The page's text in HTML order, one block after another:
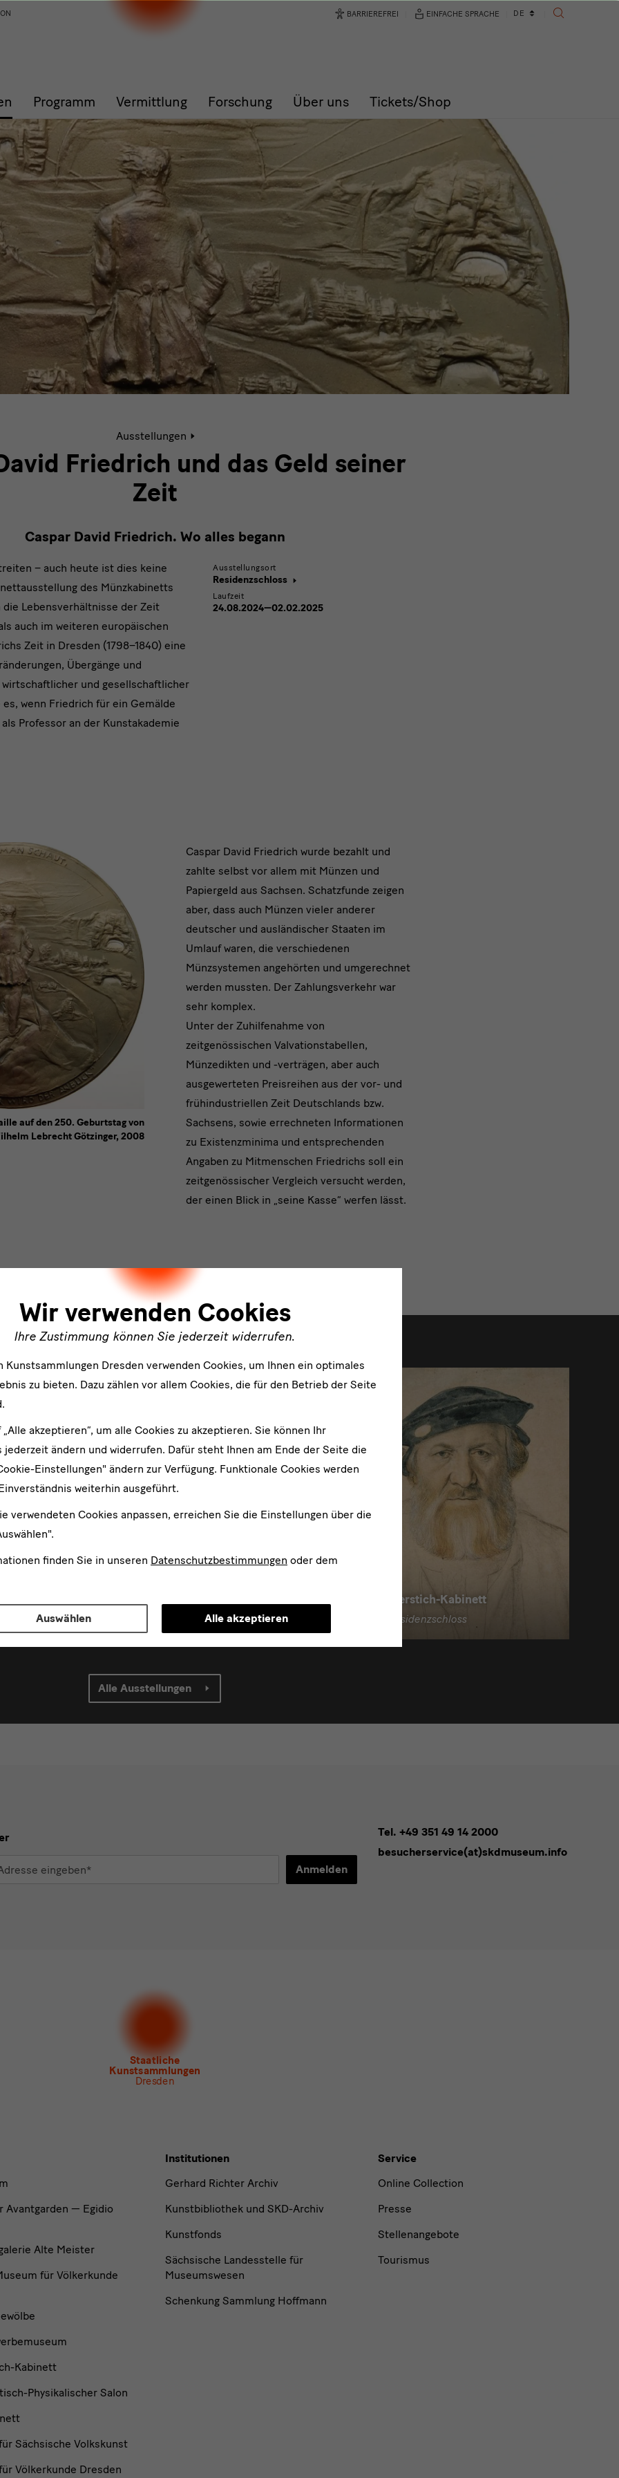
Programm Vermittlung Forschung Über uns Tickets/Shop
BARRIEREFREI EINFACHE SPRACHE
Sprachwechsler
DE
SUCHE
Ausstellungen
David
seiner
Friedrich und das Geld seiner
Zeit
Caspar David Friedrich. Wo alles begann
– auch heute ist dies keine
des Münzkabinetts
die Lebensverhältnisse der Zeit
auch im weiteren europäischen
Zeit in Dresden (1798–1840) eine
Übergänge und
und gesellschaftlicher
wenn Friedrich für ein Gemälde
Professor an der Kunstakademie
Ausstellungsort
Residenzschloss
Laufzeit
24.08.2024—02.02.2025
Caspar
David
Friedrich
Caspar David Friedrich wurde bezahlt und
zahlte selbst vor allem mit Münzen und
Papiergeld aus Sachsen. Schatzfunde zeigen
aber, dass auch Münzen vieler anderer
deutscher und ausländischer Staaten im
Umlauf waren, die verschiedenen
Münzsystemen angehörten und umgerechnet
werden mussten. Der Zahlungsverkehr war
sehr komplex.
Unter der Zuhilfenahme von
zeitgenössischen Valvationstabellen,
Münzedikten und -verträgen, aber auch
ausgewerteten Preisreihen aus der vor- und
frühindustriellen Zeit Deutschlands bzw.
Sachsens, sowie errechneten Informationen
zu Existenzminima und entsprechenden
Angaben zu Mitmenschen Friedrichs soll ein
zeitgenössischer Vergleich versucht werden,
der einen Blick in „seine Kasse“ werfen lässt.
auf den 250. Geburtstag von
Lebrecht Götzinger, 2008
Programm im Münzkabinett
Weitere Ausstellungen der Staatlichen Kunstsammlungen Dresden
im Residenzschloss
Kupferstich-Kabinett
im Residenzschloss
Alle Ausstellungen
Wir verwenden Cookies
Ihre Zustimmung können Sie jederzeit widerrufen.
Kunstsammlungen Dresden verwenden Cookies, um Ihnen ein optimales
zu bieten. Dazu zählen vor allem Cookies, die für den Betrieb der Seite
akzeptieren“, um alle Cookies zu akzeptieren. Sie können Ihr
jederzeit ändern und widerrufen. Dafür steht Ihnen am Ende der Seite die
Einstellungen" ändern zur Verfügung. Funktionale Cookies werden
weiterhin ausgeführt.
verwendeten Cookies anpassen, erreichen Sie die Einstellungen über die
finden Sie in unseren Datenschutzbestimmungen oder dem
Auswählen Alle akzeptieren
Anmelden
der Staatlichen Kunstsammlungen Dresden
Museum für Sächsische Volkskunst
Tel. +49 351 49 14 2000
besucherservice(at)skdmuseum.info
Staatliche
Kunstsammlungen
Dresden
Avantgarden — Egidio
Alte Meister
für Völkerkunde
Kabinett
Physikalischer Salon
Sächsische Volkskunst
Völkerkunde Dresden
Institutionen
Gerhard Richter Archiv
Kunstbibliothek und SKD-Archiv
Kunstfonds
Sächsische Landesstelle für
Museumswesen
Schenkung Sammlung Hoffmann
Service
Online Collection
Presse
Stellenangebote
Tourismus